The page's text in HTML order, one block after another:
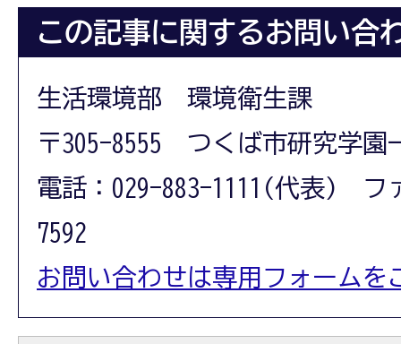
この記事に関するお問い合
生活環境部 環境衛生課
〒305-8555 つくば市研究学園
電話：029-883-1111(代表) フ
7592
お問い合わせは専用フォームを